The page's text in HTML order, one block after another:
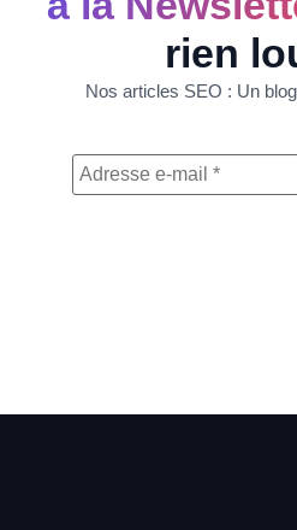
rien
Nos articles SEO : Un